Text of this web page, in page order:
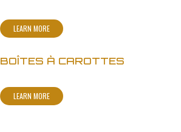
LEARN MORE
BOÎTES À CAROTTES
LEARN MORE